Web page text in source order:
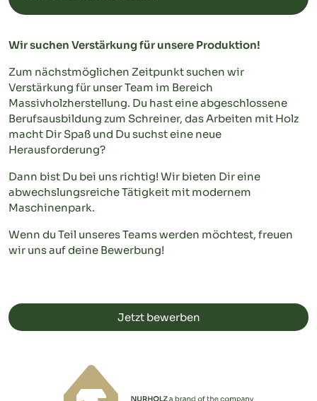
Wir suchen Verstärkung für unsere Produktion!
Zum nächstmöglichen Zeitpunkt suchen wir
Verstärkung für unser Team im Bereich
Massivholzherstellung. Du hast eine abgeschlossene
Berufsausbildung zum Schreiner, das Arbeiten mit Holz
macht Dir Spaß und Du suchst eine neue
Herausforderung?
Dann bist Du bei uns richtig! Wir bieten Dir eine
abwechslungsreiche Tätigkeit mit modernem
Maschinenpark.
Wenn du Teil unseres Teams werden möchtest, freuen
wir uns auf deine Bewerbung!
Jetzt bewerben